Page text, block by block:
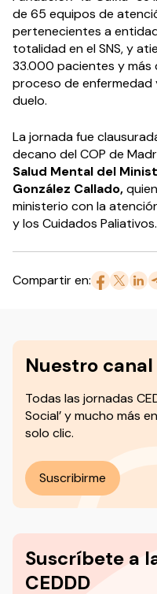
de 65 equipos de
pertenecientes a
totalidad en el SNS, y
33.000 pacientes y más
proceso de
duelo.
La jornada fue
decano del COP de
Salud Mental del
González Callado,
ministerio con la
y los Cuidados Paliativos.
Compartir en:
Nuestro
Todas las jornadas
Social’ y mucho más
solo clic.
Suscribirme
Suscríbete a
CEDDD